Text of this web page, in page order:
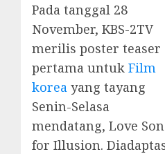
Pada tanggal 28
November, KBS-2TV
merilis poster teaser
pertama untuk Film
korea yang tayang
Senin-Selasa
mendatang, Love
for Illusion.